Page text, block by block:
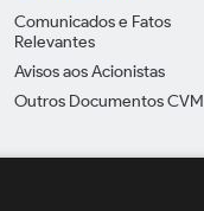
Comunicados e Fatos
Relevantes
Avisos aos Acionistas
Outros Documentos CVM